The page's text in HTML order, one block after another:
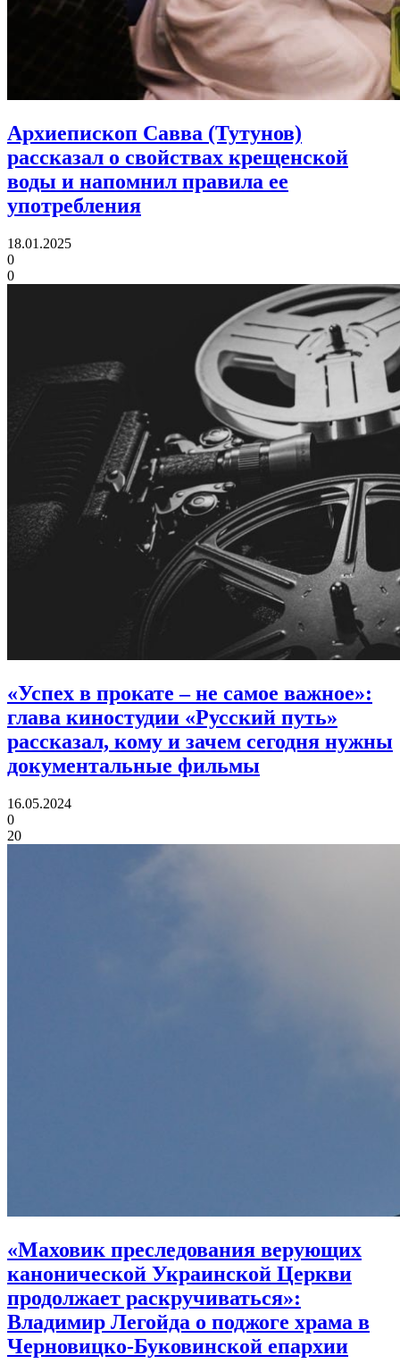
Архиепископ Савва (Тутунов)
рассказал о свойствах крещенской
воды и напомнил правила ее
употребления
18.01.2025
0
0
«Успех в прокате – не самое важное»:
глава киностудии «Русский путь»
рассказал, кому и зачем сегодня нужны
документальные фильмы
16.05.2024
0
20
«Маховик преследования верующих
канонической Украинской Церкви
продолжает раскручиваться»:
Владимир Легойда о поджоге храма в
Черновицко-Буковинской епархии